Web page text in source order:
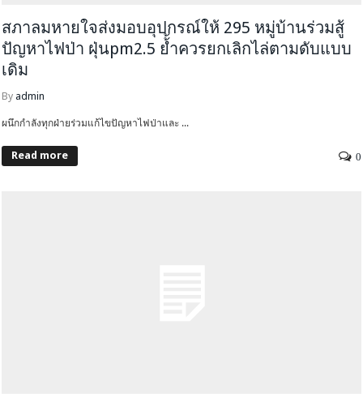
สภาลมหายใจส่งมอบอุปกรณ์ให้ 295 หมู่บ้านร่วมสู้
ปัญหาไฟป่า ฝุ่นpm2.5 ย้้ำควรยกเลิกไล่ตามดับแบบ
เดิม
By admin
ผนึกกำลังทุกฝ่ายร่วมแก้ไขปัญหาไฟป่าและ ...
Read more 0